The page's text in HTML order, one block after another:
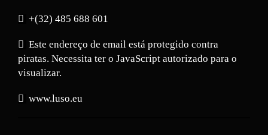
+(32) 485 688 601
Este endereço de email está protegido contra
piratas. Necessita ter o JavaScript autorizado para o
visualizar.
www.luso.eu